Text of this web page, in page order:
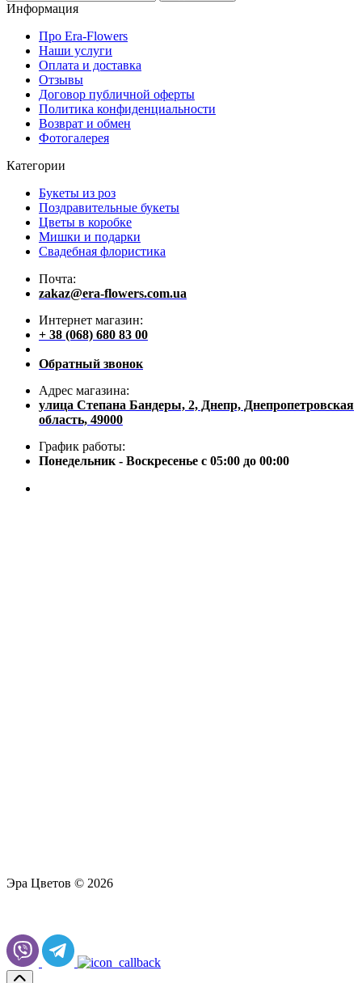
Информация
Про Era-Flowers
Наши услуги
Оплата и доставка
Отзывы
Договор публичной оферты
Политика конфиденциальности
Возврат и обмен
Фотогалерея
Категории
Букеты из роз
Поздравительные букеты
Цветы в коробке
Мишки и подарки
Свадебная флористика
Почта:
zakaz@era-flowers.com.ua
Интернет магазин:
+ 38 (068) 680 83 00
Обратный звонок
Адрес магазина:
улица Степана Бандеры, 2, Днепр, Днепропетровская
область, 49000
График работы:
Понедельник - Воскресенье с 05:00 до 00:00
Эра Цветов © 2026